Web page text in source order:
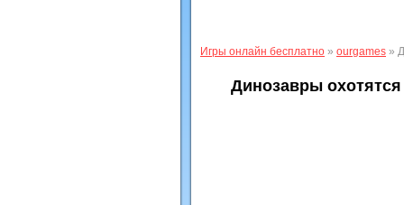
Игры онлайн бесплатно » ourgames »
Динозавры